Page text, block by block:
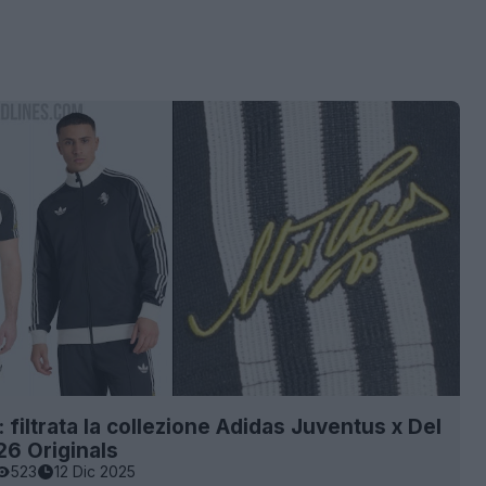
filtrata la collezione Adidas Juventus x Del
Originals
523 12 Dic 2025